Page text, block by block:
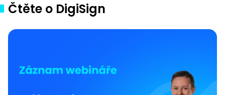
Čtěte o DigiSign